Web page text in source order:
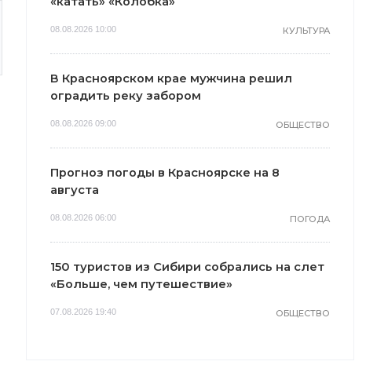
08.08.2026 10:00 КУЛЬТУРА
В Красноярском крае мужчина решил
оградить реку забором
08.08.2026 09:00 ОБЩЕСТВО
Прогноз погоды в Красноярске на 8
августа
08.08.2026 06:00 ПОГОДА
150 туристов из Сибири собрались на слет
«Больше, чем путешествие»
07.08.2026 19:40 ОБЩЕСТВО